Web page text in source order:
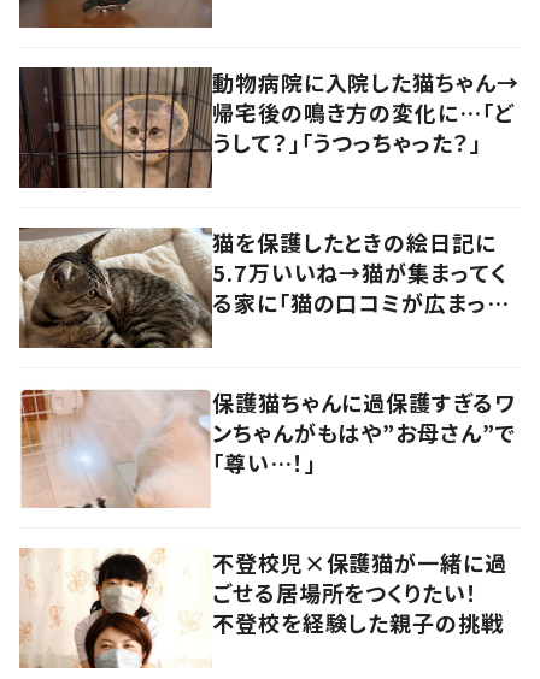
動物病院に入院した猫ちゃん→
帰宅後の鳴き方の変化に…「ど
うして？」「うつっちゃった？」
猫を保護したときの絵日記に
5.7万いいね→猫が集まってく
る家に「猫の口コミが広まって
保護猫ちゃんに過保護すぎるワ
ンちゃんがもはや”お母さん”で
「尊い…！」
不登校児×保護猫が一緒に過
ごせる居場所をつくりたい！
不登校を経験した親子の挑戦